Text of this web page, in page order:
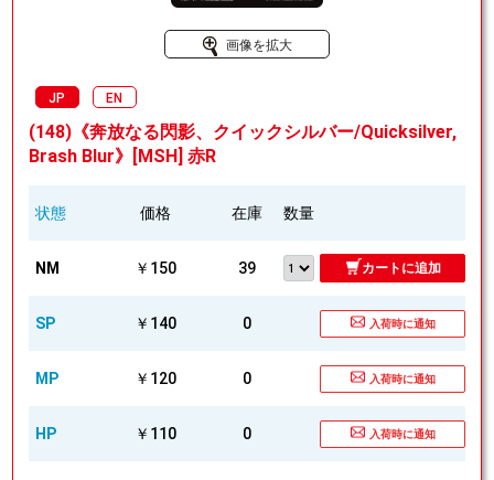
画像を拡大
JP EN
(148)《奔放なる閃影、クイックシルバー/Quicksilver,
Brash Blur》[MSH] 赤R
状態 価格 在庫 数量
NM ￥150 39 カートに追加
SP ￥140 0 入荷時に通知
MP ￥120 0 入荷時に通知
HP ￥110 0 入荷時に通知